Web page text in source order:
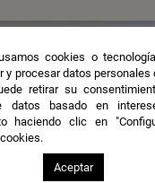
cookies o
y procesar datos
retirar su
datos basado en
haciendo clic en
Aceptar